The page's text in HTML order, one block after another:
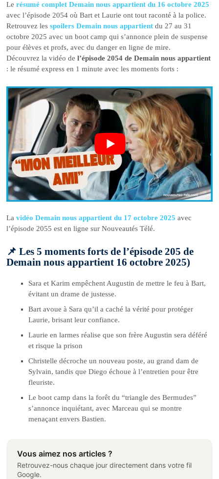
Lerésumé complet Demain nous appartient du 16 octobre 2025
avec l’épisode 2054 où Bart et Laurie ont tout raconté à la police.
Retrouvez lesspoilers Demain nous appartient du 27 au 31
octobre 2025 avec un boot camp qui s’annonce plein de suspense
pour élèves et profs, avec du danger en ligne de mire.
Découvrez la vidéo del’épisode 2054 de Demain nous appartient
: le résumé express en 1 minute avec les moments forts :
Lavidéo Demain nous appartient du 17 octobre 2025 avec
l’épisode 2055 est en ligne sur Nouveautés Télé.
📌 Les 5 moments forts de l’épisode 205 de
Demain nous appartient 16 octobre 2025)
Sara et Karim empêchent Augustin de mettre le feu à Bart,
évitant un drame de justesse.
Bart avoue à Sara qu’il a caché la vérité pour protéger
Laurie, brisant leur confiance.
Laurie en larmes réalise que son frère Augustin sera déféré
et risque la prison
Christelle décroche un nouveau poste, au grand dam de
Sylvain, tandis que Diego échoue à l’entretien pour être
fleuriste.
Le boot camp dans la forêt du “triangle des Bermudes”
s’annonce inquiétant, avec Marceau qui se montre
menaçant envers Bastien.
Vous aimez nos articles ?
Retrouvez-nous chaque jour directement dans votre fil
Google.